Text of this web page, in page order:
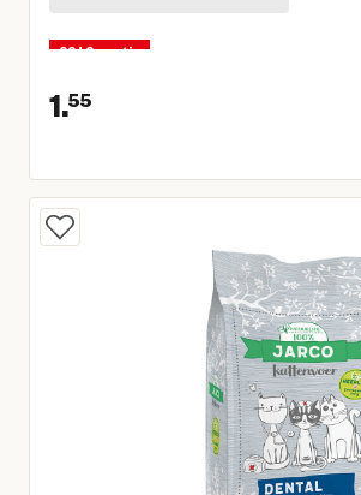
22+2 gratis
1.55
Huidige prijs €